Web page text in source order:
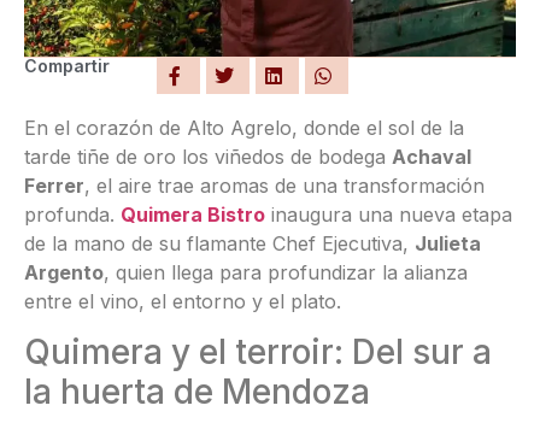
Compartir
En el corazón de Alto Agrelo, donde el sol de la
tarde tiñe de oro los viñedos de bodega Achaval
Ferrer, el aire trae aromas de una transformación
profunda. Quimera Bistro inaugura una nueva etapa
de la mano de su flamante Chef Ejecutiva, Julieta
Argento, quien llega para profundizar la alianza
entre el vino, el entorno y el plato.
Quimera y el terroir: Del sur a
la huerta de Mendoza